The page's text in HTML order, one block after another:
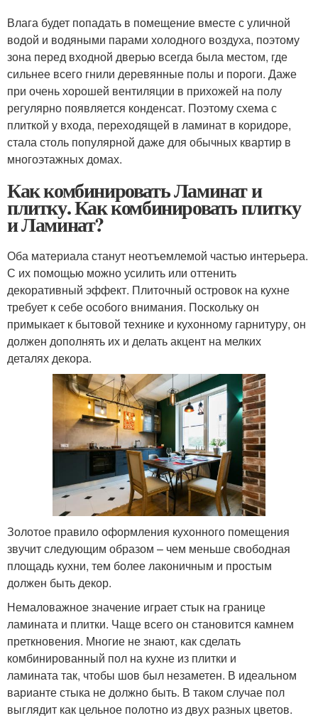
Влага будет попадать в помещение вместе с уличной
водой и водяными парами холодного воздуха, поэтому
зона перед входной дверью всегда была местом, где
сильнее всего гнили деревянные полы и пороги. Даже
при очень хорошей вентиляции в прихожей на полу
регулярно появляется конденсат. Поэтому схема с
плиткой у входа, переходящей в ламинат в коридоре,
стала столь популярной даже для обычных квартир в
многоэтажных домах.
Как комбинировать Ламинат и
плитку. Как комбинировать плитку
и Ламинат?
Оба материала станут неотъемлемой частью интерьера.
С их помощью можно усилить или оттенить
декоративный эффект. Плиточный островок на кухне
требует к себе особого внимания. Поскольку он
примыкает к бытовой технике и кухонному гарнитуру, он
должен дополнять их и делать акцент на мелких
деталях декора.
Золотое правило оформления кухонного помещения
звучит следующим образом – чем меньше свободная
площадь кухни, тем более лаконичным и простым
должен быть декор.
Немаловажное значение играет стык на границе
ламината и плитки. Чаще всего он становится камнем
преткновения. Многие не знают, как сделать
комбинированный пол на кухне из плитки и
ламината так, чтобы шов был незаметен. В идеальном
варианте стыка не должно быть. В таком случае пол
выглядит как цельное полотно из двух разных цветов.